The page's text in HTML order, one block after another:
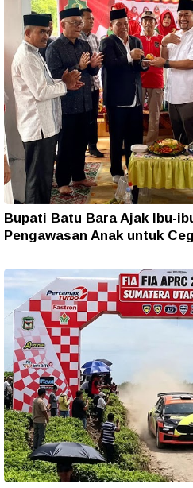
Bupati Batu Bara Ajak Ibu-
Pengawasan Anak untuk